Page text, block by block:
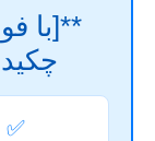
**[با
✅ 1. انتخاب استاد راهنما